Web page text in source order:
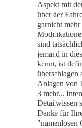
Aspekt mit
über der
garnicht
sind
jemand in
kennt, ist
überschlagen
Anlagen von
3 mehr...
Detailwissen
Danke für
"namenlosen